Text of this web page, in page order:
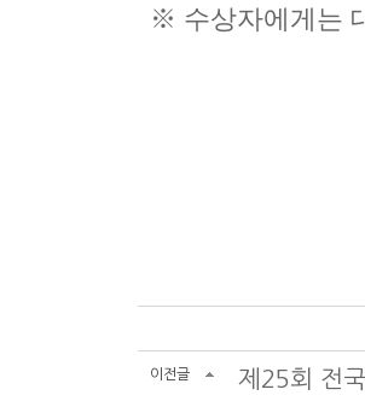
※ 수상자에게는
이전글 제25회 전